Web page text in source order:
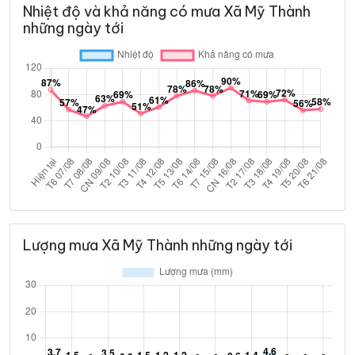
Nhiệt độ và khả năng có mưa Xã Mỹ Thành
những ngày tới
Lượng mưa Xã Mỹ Thành những ngày tới